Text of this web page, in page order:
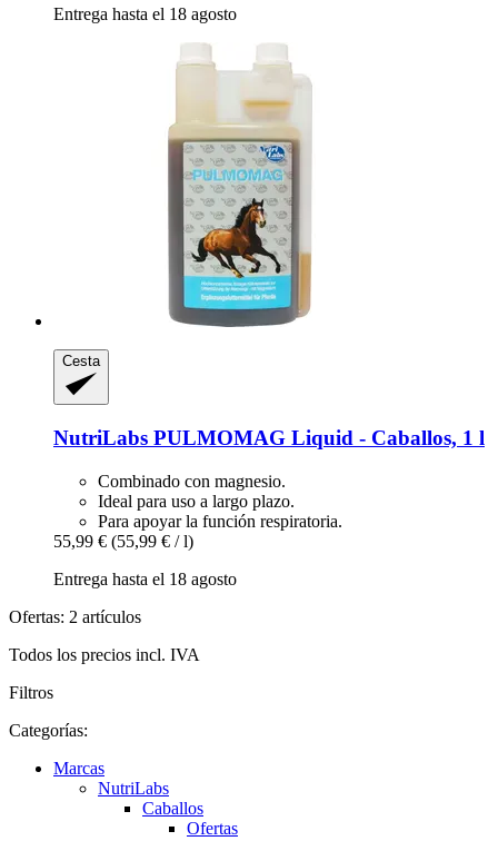
Entrega hasta el 18 agosto
Cesta
NutriLabs PULMOMAG Liquid -​ Caballos, 1 l
Combinado con magnesio.
Ideal para uso a largo plazo.
Para apoyar la función respiratoria.
55,99 € (55,99 € / l)
Entrega hasta el 18 agosto
Ofertas: 2 artículos
Todos los precios incl. IVA
Filtros
Categorías:
Marcas
NutriLabs
Caballos
Ofertas